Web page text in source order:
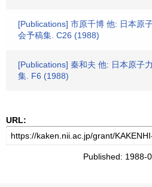
[Publications] 市原千博 他: 日本原
会予稿集. C26 (1988)
[Publications] 秦和夫 他: 日本原子
集. F6 (1988)
URL:
Published: